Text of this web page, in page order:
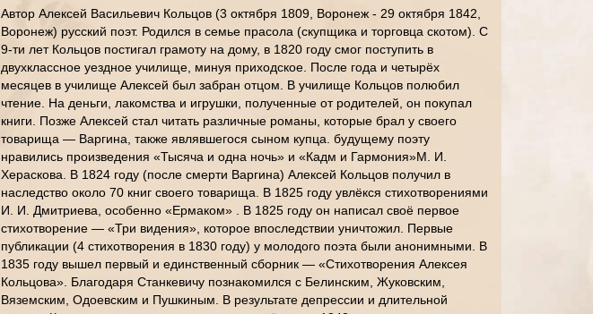
Автор Алексей Васильевич Кольцов (3 октября 1809, Воронеж - 29 октября 1842,
Воронеж) русский поэт. Родился в семье прасола (скупщика и торговца скотом). С
9-ти лет Кольцов постигал грамоту на дому, в 1820 году смог поступить в
двухклассное уездное училище, минуя приходское. После года и четырёх
месяцев в училище Алексей был забран отцом. В училище Кольцов полюбил
чтение. На деньги, лакомства и игрушки, полученные от родителей, он покупал
книги. Позже Алексей стал читать различные романы, которые брал у своего
товарища — Варгина, также являвшегося сыном купца. будущему поэту
нравились произведения «Тысяча и одна ночь» и «Кадм и Гармония»М. И.
Хераскова. В 1824 году (после смерти Варгина) Алексей Кольцов получил в
наследство около 70 книг своего товарища. В 1825 году увлёкся стихотворениями
И. И. Дмитриева, особенно «Ермаком» . В 1825 году он написал своё первое
стихотворение — «Три видения», которое впоследствии уничтожил. Первые
публикации (4 стихотворения в 1830 году) у молодого поэта были анонимными. В
1835 году вышел первый и единственный сборник — «Стихотворения Алексея
Кольцова». Благодаря Станкевичу познакомился с Белинским, Жуковским,
Вяземским, Одоевским и Пушкиным. В результате депрессии и длительной